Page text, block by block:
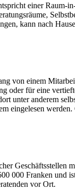
einer Raum-
kann nach
von einem
oder für eine
unter anderem
eingelesen
000 Franken und
vor Ort.